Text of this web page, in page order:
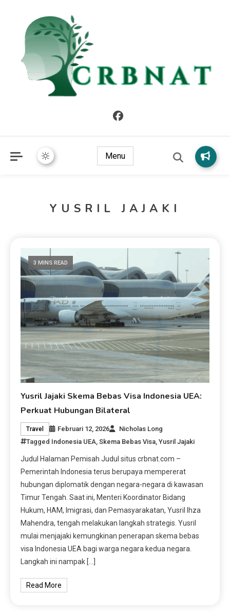
Menu
YUSRIL JAJAKI
3 MINS READ
Yusril Jajaki Skema Bebas Visa Indonesia UEA:
Perkuat Hubungan Bilateral
Travel Februari 12, 2026
Nicholas Long
Tagged Indonesia UEA ,Skema Bebas Visa ,Yusril Jajaki
Judul Halaman Pemisah Judul situs crbnat.com –
Pemerintah Indonesia terus berupaya mempererat
hubungan diplomatik dengan negara-negara di kawasan
Timur Tengah. Saat ini, Menteri Koordinator Bidang
Hukum, HAM, Imigrasi, dan Pemasyarakatan, Yusril Ihza
Mahendra, tengah melakukan langkah strategis. Yusril
mulai menjajaki kemungkinan penerapan skema bebas
visa Indonesia UEA bagi warga negara kedua negara.
Langkah ini nampak […]
Read More